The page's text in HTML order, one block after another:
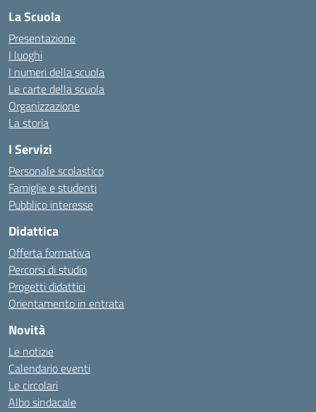
La Scuola
Presentazione
I luoghi
I numeri della scuola
Le carte della scuola
Organizzazione
La storia
I Servizi
Personale scolastico
Famiglie e studenti
Pubblico interesse
Didattica
Offerta formativa
Percorsi di studio
Progetti didattici
Orientamento in entrata
Novità
Le notizie
Calendario eventi
Le circolari
Albo sindacale